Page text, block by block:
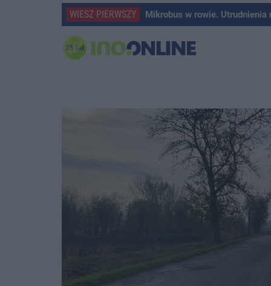
WIESZ PIERWSZY Mikrobus w rowie. Utrudnienia